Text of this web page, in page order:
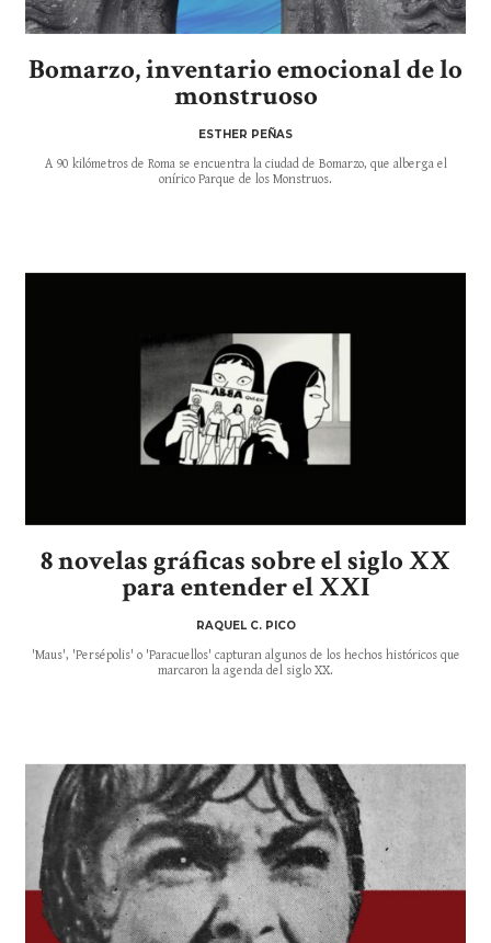
Bomarzo, inventario emocional de lo
monstruoso
ESTHER PEÑAS
A 90 kilómetros de Roma se encuentra la ciudad de Bomarzo, que alberga el
onírico Parque de los Monstruos.
8 novelas gráficas sobre el siglo XX
para entender el XXI
RAQUEL C. PICO
'Maus', 'Persépolis' o 'Paracuellos' capturan algunos de los hechos históricos que
marcaron la agenda del siglo XX.